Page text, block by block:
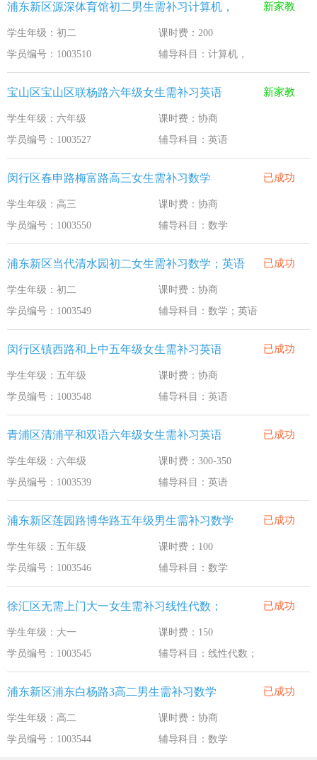
浦东新区源深体育馆初二男生需补习计算机， 新家教
学生年级：初二
课时费：200
学员编号：1003510
辅导科目：计算机，
宝山区宝山区联杨路六年级女生需补习英语 新家教
学生年级：六年级
课时费：协商
学员编号：1003527
辅导科目：英语
闵行区春申路梅富路高三女生需补习数学 已成功
学生年级：高三
课时费：协商
学员编号：1003550
辅导科目：数学
浦东新区当代清水园初二女生需补习数学；英语 已成功
学生年级：初二
课时费：协商
学员编号：1003549
辅导科目：数学；英语
闵行区镇西路和上中五年级女生需补习英语 已成功
学生年级：五年级
课时费：协商
学员编号：1003548
辅导科目：英语
青浦区清浦平和双语六年级女生需补习英语 已成功
学生年级：六年级
课时费：300-350
学员编号：1003539
辅导科目：英语
浦东新区莲园路博华路五年级男生需补习数学 已成功
学生年级：五年级
课时费：100
学员编号：1003546
辅导科目：数学
徐汇区无需上门大一女生需补习线性代数； 已成功
学生年级：大一
课时费：150
学员编号：1003545
辅导科目：线性代数；
浦东新区浦东白杨路3高二男生需补习数学 已成功
学生年级：高二
课时费：协商
学员编号：1003544
辅导科目：数学